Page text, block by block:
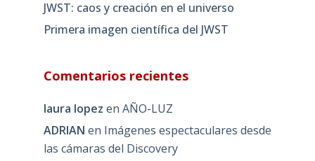
JWST: caos y creación en el universo
Primera imagen científica del JWST
Comentarios recientes
laura lopez en AÑO-LUZ
ADRIAN en Imágenes espectaculares desde
las cámaras del Discovery